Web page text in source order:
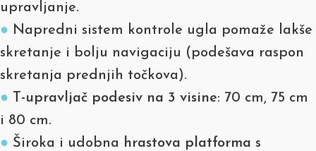
upravljanje.
● Napredni sistem kontrole ugla pomaže lakše
skretanje i bolju navigaciju (podešava raspon
skretanja prednjih točkova).
● T-upravljač podesiv na 3 visine: 70 cm, 75 cm
i 80 cm.
● Široka i udobna hrastova platforma s